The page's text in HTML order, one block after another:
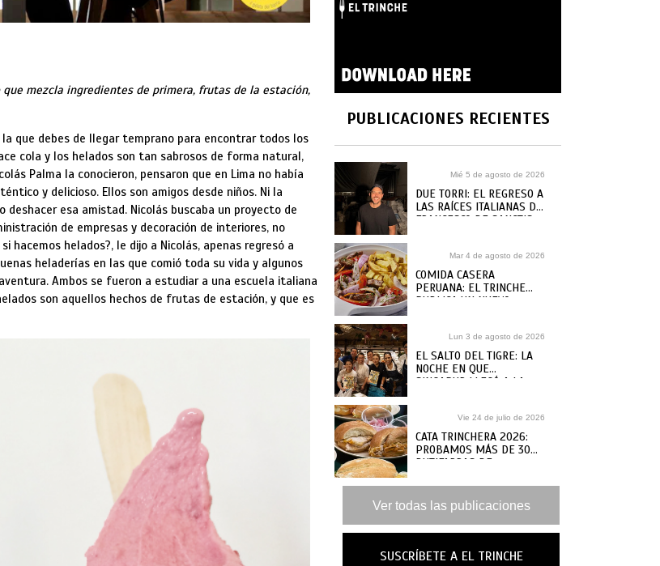
mezcla ingredientes de primera, frutas de la estación,
que debes de llegar temprano para encontrar todos los
cola y los helados son tan sabrosos de forma natural,
Palma la conocieron, pensaron que en Lima no había
y delicioso. Ellos son amigos desde niños. Ni la
esa amistad. Nicolás buscaba un proyecto de
de empresas y decoración de interiores, no
helados?, le dijo a Nicolás, apenas regresó a
heladerías en las que comió toda su vida y algunos
Ambos se fueron a estudiar a una escuela italiana
son aquellos hechos de frutas de estación, y que es
PUBLICACIONES RECIENTES
Mié 5 de agosto de 2026
DUE TORRI: EL REGRESO A
LAS RAÍCES ITALIANAS DE
FRANCESCO DE SANCTIS
Mar 4 de agosto de 2026
COMIDA CASERA
PERUANA: EL TRINCHE
PUBLICA UN NUEVO
Lun 3 de agosto de 2026
EL SALTO DEL TIGRE: LA
NOCHE EN QUE
SINGAPUR LLEGÓ A LA
Vie 24 de julio de 2026
CATA TRINCHERA 2026:
PROBAMOS MÁS DE 30
BUTIFARRAS DE
DE ANTAÑO PARA ELEGIR
LAS MEJORES
Ver todas las publicaciones
SUSCRÍBETE A EL TRINCHE